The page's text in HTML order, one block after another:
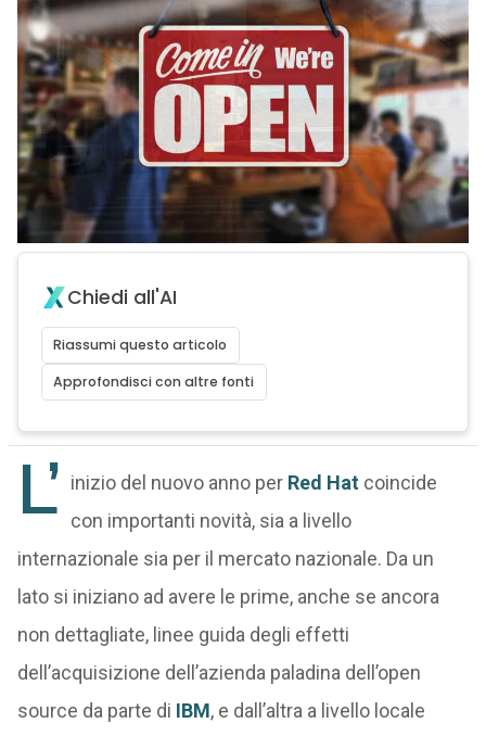
Chiedi all'AI
Riassumi questo articolo
Approfondisci con altre fonti
L’ inizio del nuovo anno per Red Hatcoincide
con importanti novità, sia a livello
internazionale sia per il mercato nazionale. Da un
lato si iniziano ad avere le prime, anche se ancora
non dettagliate, linee guida degli effetti
dell’acquisizione dell’azienda paladina dell’open
source da parte di IBM, e dall’altra a livello locale